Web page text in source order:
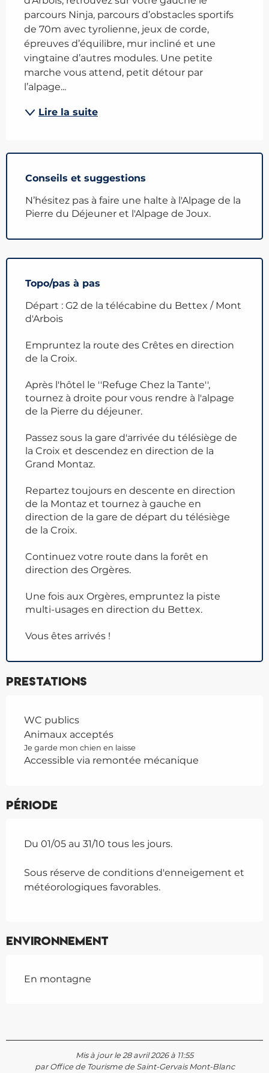
parcours Ninja, parcours d’obstacles sportifs
de 70m avec tyrolienne, jeux de corde,
épreuves d’équilibre, mur incliné et une
vingtaine d’autres modules. Une petite
marche vous attend, petit détour par
l’alpage...
Lire la suite
Conseils et suggestions
N’hésitez pas à faire une halte à l'Alpage de la
Pierre du Déjeuner et l'Alpage de Joux.
Topo/pas à pas
Départ : G2 de la télécabine du Bettex / Mont
d'Arbois
Empruntez la route des Crêtes en direction
de la Croix.
Après l'hôtel le ''Refuge Chez la Tante'',
tournez à droite pour vous rendre à l'alpage
de la Pierre du déjeuner.
Passez sous la gare d'arrivée du télésiège de
la Croix et descendez en direction de la
Grand Montaz.
Repartez toujours en descente en direction
de la Montaz et tournez à gauche en
direction de la gare de départ du télésiège
de la Croix.
Continuez votre route dans la forêt en
direction des Orgères.
Une fois aux Orgères, empruntez la piste
multi-usages en direction du Bettex.
Vous êtes arrivés !
Prestations
WC publics
Animaux acceptés
Je garde mon chien en laisse
Accessible via remontée mécanique
Période
Du 01/05 au 31/10 tous les jours.
Sous réserve de conditions d'enneigement et
météorologiques favorables.
Environnement
En montagne
Mis à jour le 28 avril 2026 à 11:55
par Office de Tourisme de Saint-Gervais Mont-Blanc